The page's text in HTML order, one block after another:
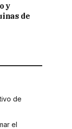
y
de
de
el